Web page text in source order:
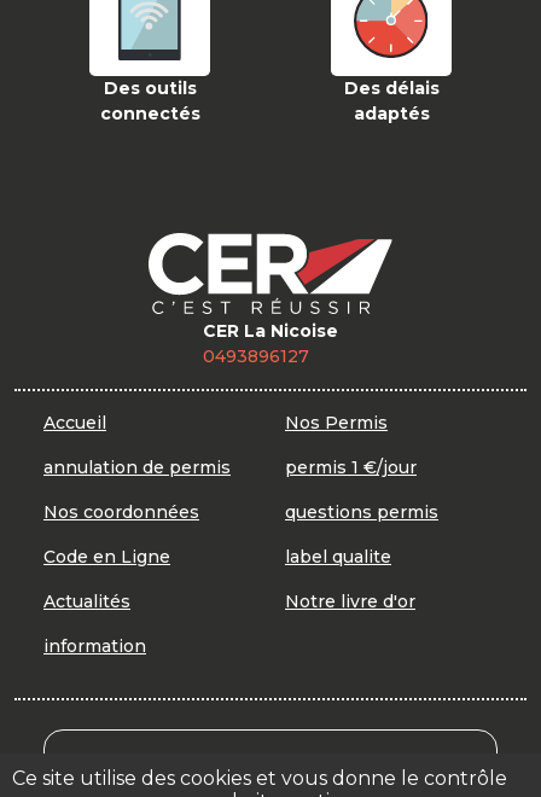
Ce site utilise des cookies et vous donne le contrôle
Des outils
connectés
Des délais
adaptés
CER La Nicoise
0493896127
Accueil Nos Permis
annulation de permis permis 1 €/jour
Nos coordonnées questions permis
Code en Ligne label qualite
Actualités Notre livre d'or
information